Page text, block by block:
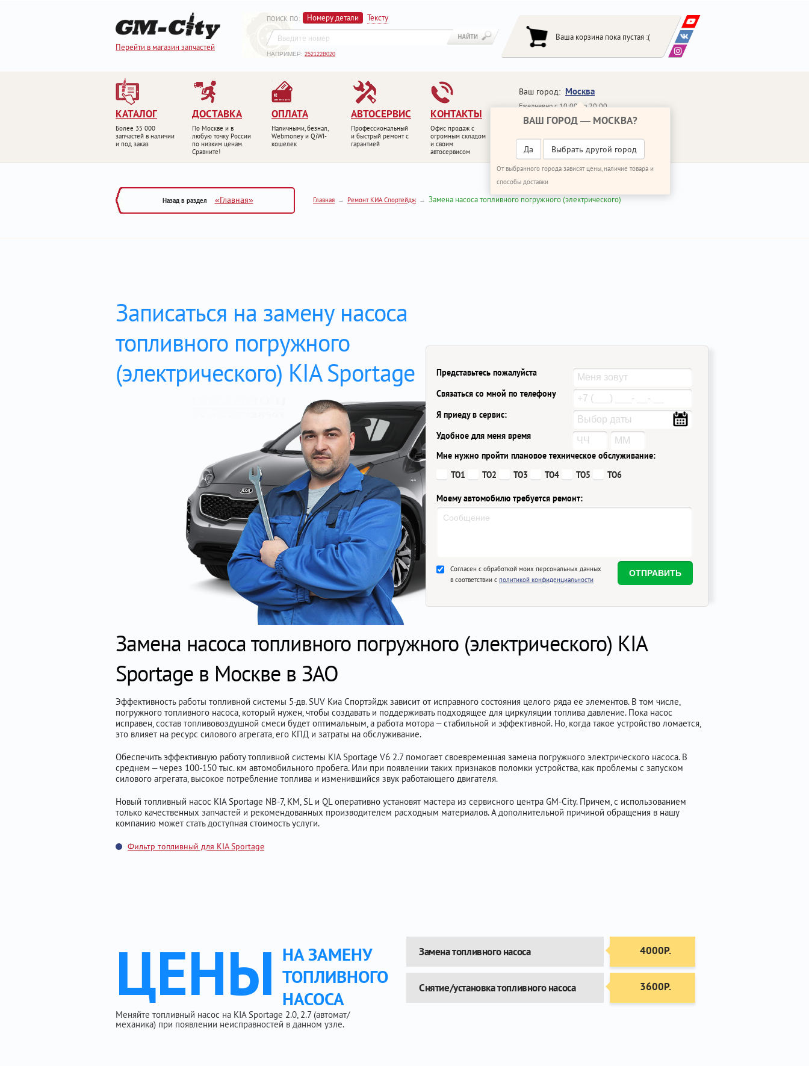
Перейти в магазин запчастей
ПОИСК ПО: Номеру детали Тексту
НАПРИМЕР: 252122B020
Ваша корзина пока пустая :(
КАТАЛОГ
Более 35 000
запчастей в наличии
и под заказ
ДОСТАВКА
По Москве и в
любую точку России
по низким ценам.
Сравните!
ОПЛАТА
Наличными, безнал,
Webmoney и QiWI-
кошелек
АВТОСЕРВИС
Профессиональный
и быстрый ремонт с
гарантией
КОНТАКТЫ
Офис продаж с
огромным складом
и своим
автосервисом
Ваш город: Москва
ВАШ ГОРОД — МОСКВА?
Да Выбрать другой город
От выбранного города зависят цены, наличие товара и
способы доставки
Ежедневно с 10:00 до 20:00
+7 (495) 648-64-30
ПЕРЕЗВОНИТЬ МНЕ
Назад в раздел «Главная» Главная Ремонт КИА Спортейдж Замена насоса топливного погружного (электрического)
Записаться на замену насоса
топливного погружного
(электрического) KIA Sportage
Представьтесь пожалуйста
Связаться со мной по телефону
Я приеду в сервис:
Удобное для меня время
Мне нужно пройти плановое техническое обслуживание:
ТО1
ТО2 ТО3 ТО4 ТО5 ТО6
Моему автомобилю требуется ремонт:
Согласен с обработкой моих персональных данных
в соответствии с политикой конфиденциальности
Замена насоса топливного погружного (электрического) KIA
Sportage в Москве в ЗАО
Эффективность работы топливной системы 5-дв. SUV Киа Спортэйдж зависит от исправного состояния целого ряда ее элементов. В том числе,
погружного топливного насоса, который нужен, чтобы создавать и поддерживать подходящее для циркуляции топлива давление. Пока насос
исправен, состав топливовоздушной смеси будет оптимальным, а работа мотора – стабильной и эффективной. Но, когда такое устройство ломается,
это влияет на ресурс силового агрегата, его КПД и затраты на обслуживание.
Обеспечить эффективную работу топливной системы KIA Sportage V6 2.7 помогает своевременная замена погружного электрического насоса. В
среднем – через 100-150 тыс. км автомобильного пробега. Или при появлении таких признаков поломки устройства, как проблемы с запуском
силового агрегата, высокое потребление топлива и изменившийся звук работающего двигателя.
Новый топливный насос KIA Sportage NB-7, KM, SL и QL оперативно установят мастера из сервисного центра GM-City. Причем, с использованием
только качественных запчастей и рекомендованных производителем расходным материалов. А дополнительной причиной обращения в нашу
компанию может стать доступная стоимость услуги.
Фильтр топливный для KIA Sportage
ЦЕНЫ НА ЗАМЕНУ
ТОПЛИВНОГО
НАСОСА
Меняйте топливный насос на KIA Sportage 2.0, 2.7 (автомат/
механика) при появлении неисправностей в данном узле.
Замена топливного насоса 4000Р.
Снятие/установка топливного насоса 3600Р.